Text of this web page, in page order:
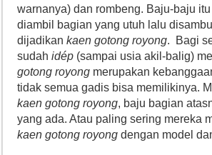
warnanya) dan rombeng. Baju-baju
diambil bagian yang utuh lalu
dijadikankaen gotong royong. Bagi
sudahidép (sampai usia akil-balig)
gotong royong merupakan
tidak semua gadis bisa memilikinya.
kaen gotong royong, baju bagian
yang ada. Atau paling sering mereka
kaen gotong royong dengan model